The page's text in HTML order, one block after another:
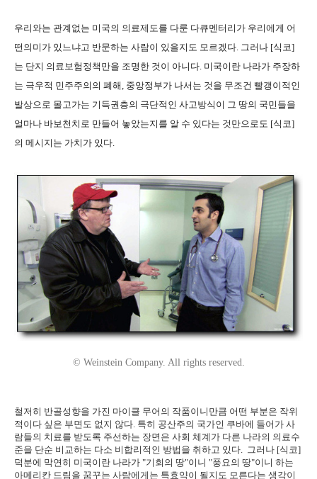
우리와는 관계없는 미국의 의료제도를 다룬 다큐멘터리가 우리에게 어
떤의미가 있느냐고 반문하는 사람이 있을지도 모르겠다. 그러나 [식코]
는 단지 의료보험정책만을 조명한 것이 아니다. 미국이란 나라가 주장하
는 극우적 민주주의의 폐해, 중앙정부가 나서는 것을 무조건 빨갱이적인
발상으로 몰고가는 기득권층의 극단적인 사고방식이 그 땅의 국민들을
얼마나 바보천치로 만들어 놓았는지를 알 수 있다는 것만으로도 [식코]
의 메시지는 가치가 있다.
© Weinstein Company. All rights reserved.
철저히 반골성향을 가진 마이클 무어의 작품이니만큼 어떤 부분은 작위
적이다 싶은 부면도 없지 않다. 특히 공산주의 국가인 쿠바에 들어가 사
람들의 치료를 받도록 주선하는 장면은 사회 체계가 다른 나라의 의료수
준을 단순 비교하는 다소 비합리적인 방법을 취하고 있다. 그러나 [식코]
덕분에 막연히 미국이란 나라가 "기회의 땅"이니 "풍요의 땅"이니 하는
아메리칸 드림을 꿈꾸는 사람에게는 특효약이 될지도 모른다는 생각이